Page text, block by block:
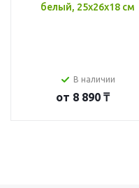
белый, 25x26x18 см
В наличии
от 8 890 ₸